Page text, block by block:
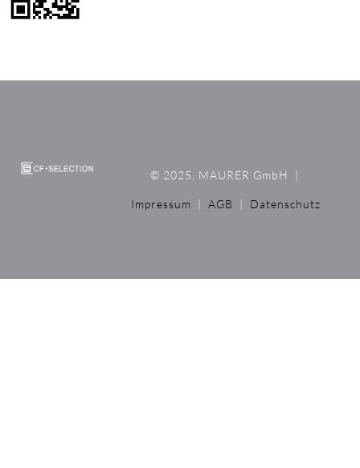
© 2025, MAURER GmbH |
Impressum | AGB | Datenschutz